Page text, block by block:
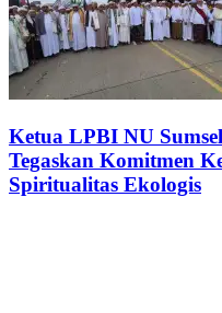
Ketua LPBI NU
Tegaskan Komitmen
Spiritualitas Ekologis